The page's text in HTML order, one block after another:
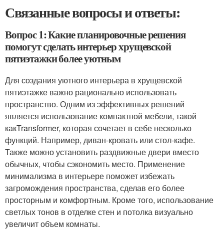
Связанные вопросы и ответы:
Вопрос 1: Какие планировочные решения
помогут сделать интерьер хрущевской
пятиэтажки более уютным
Для создания уютного интерьера в хрущевской
пятиэтажке важно рационально использовать
пространство. Одним из эффективных решений
является использование компактной мебели, такой
какTransformer, которая сочетает в себе несколько
функций. Например, диван-кровать или стол-кафе.
Также можно установить раздвижные двери вместо
обычных, чтобы сэкономить место. Применение
минимализма в интерьере поможет избежать
загромождения пространства, сделав его более
просторным и комфортным. Кроме того, использование
светлых тонов в отделке стен и потолка визуально
увеличит объем комнаты.